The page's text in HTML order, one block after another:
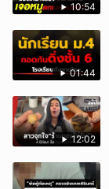
10:54
01:44
12:02